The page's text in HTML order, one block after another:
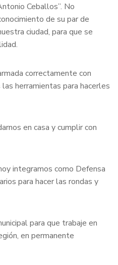
Ceballos”. No
de su par de
ciudad, para que se
correctamente con
herramientas para hacerles
en casa y cumplir con
integramos como Defensa
para hacer las rondas y
para que trabaje en
en permanente